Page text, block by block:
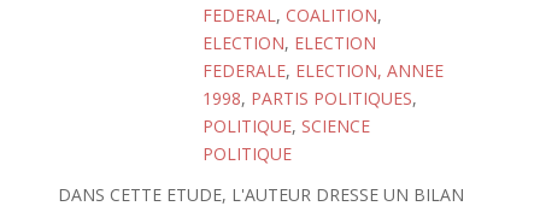
FEDERAL, COALITION,
ELECTION, ELECTION
FEDERALE, ELECTION, ANNEE
1998, PARTIS POLITIQUES,
POLITIQUE, SCIENCE
POLITIQUE
DANS CETTE ETUDE, L'AUTEUR DRESSE UN BILAN